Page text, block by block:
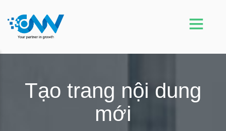
Tạo trang nội dung
mới